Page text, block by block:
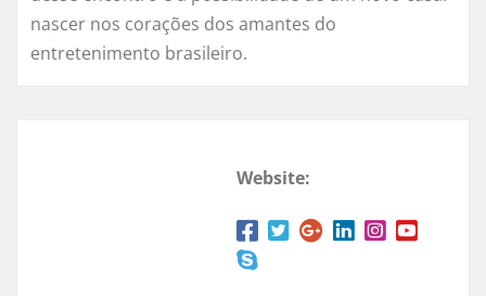
nascer nos corações dos amantes do
entretenimento brasileiro.
Website: